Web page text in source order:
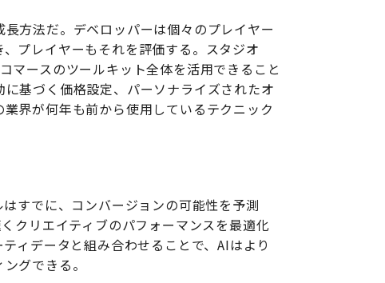
方法だ。デベロッパーは個々のプレイヤー
プレイヤーもそれを評価する。スタジオ
マースのツールキット全体を活用できること
基づく価格設定、パーソナライズされたオ
界が何年も前から使用しているテクニック
すでに、コンバージョンの可能性を予測
クリエイティブのパフォーマンスを最適化
ィデータと組み合わせることで、AIはより
グできる。